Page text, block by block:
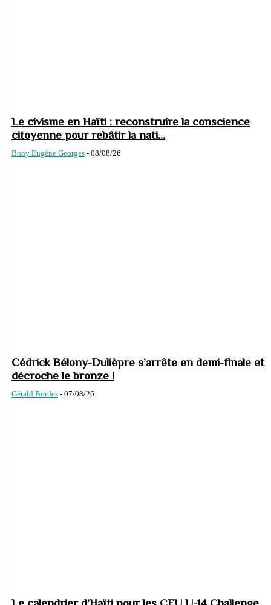
Le civisme en Haïti : reconstruire la conscience
citoyenne pour rebâtir la nati...
Bony Eugène Georges - 08/08/26
Cédrick Bélony-Dulièpre s’arrête en demi-finale et
décroche le bronze !
Gérald Bordes - 07/08/26